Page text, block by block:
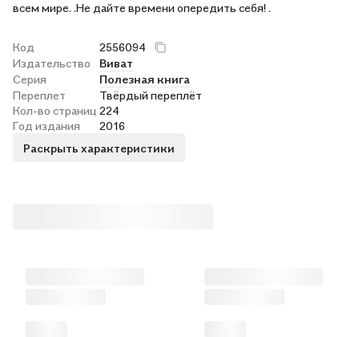
всем мире. .Не дайте времени опередить себя! .
Код
2556094
Издательство
Виват
Серия
Полезная книга
Переплет
Твёрдый переплёт
Кол-во страниц 224
Год издания
2016
Раскрыть характеристики